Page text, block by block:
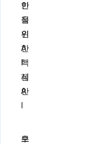
한
적
인
A
I
제
안
인
을
위
한
핵
심
A
I
브
수
모